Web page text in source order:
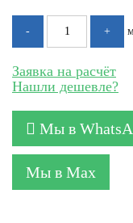
Заявка на расчёт
Нашли дешевле?
Мы в
Мы в Max